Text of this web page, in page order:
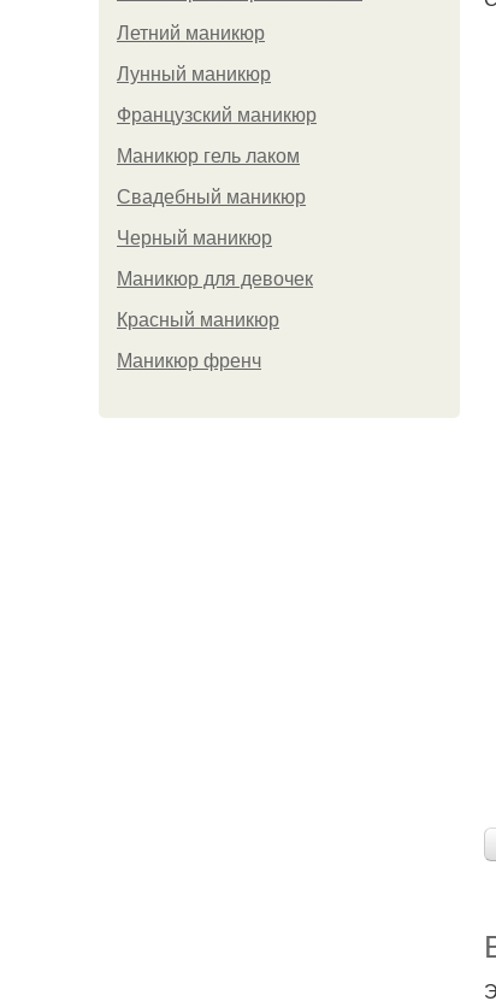
Летний маникюр
Лунный маникюр
Французский маникюр
Маникюр гель лаком
Свадебный маникюр
Черный маникюр
Маникюр для девочек
Красный маникюр
Маникюр френч